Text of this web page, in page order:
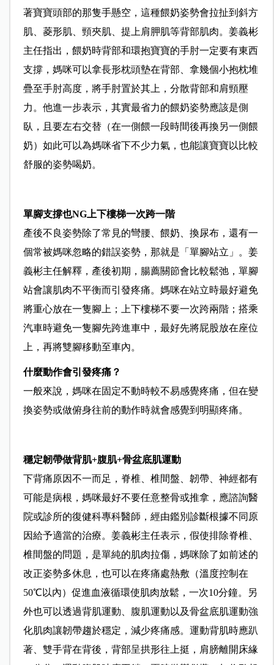
著寶寶頭部的那隻手懸空，這種餵奶姿勢會拉扯到斜方
肌、菱形肌、頸夾肌、提上肩胛肌等背部肌肉。姜義彬
主任指出，餵奶時背部和環抱寶寶的手肘一定要有東西
支撐，媽咪可以拿長形枕頭墊在背部、拿幾個小抱枕堆
疊至手肘高度，將手肘置於其上，分散背部和肩頸壓
力。他進一步表示，其實最省力的餵奶姿勢應該是側
臥，且要左右交替（在一側餵一段時間後再換另一側餵
奶）如此可以為媽咪省下不少力氣，也能讓寶寶以比較
舒服的姿勢喝奶。
單腳支撐也NG上下樓梯一次跨一階
產後不良姿勢除了常見的彎腰、餵奶、換尿布，還有一
個常被媽咪忽略的錯誤姿勢，那就是「單腳站立」。姜
義彬主任解釋，產後初期，腸薦關節會比較鬆弛，單腳
站會讓肌肉不平衡而引發疼痛。媽咪在站立時最好避免
將重心放在一隻腳上；上下樓梯不要一次跨兩階；搭乘
汽車時避免一隻腳先跨進車中，最好先將屁股放在座位
上，再將雙腳移動至車內。
什麼動作會引發疼痛？
一般來說，媽咪在固定不動時較不易感覺疼痛，但在變
換姿勢或做俯身往前的動作時就會感覺到明顯疼痛。
穩定韌帶做背肌+腹肌+骨盆底肌運動
下背痛原因不一而足，脊椎、椎間盤、韌帶、神經都有
可能是病根，媽咪最好不要任意整骨或推拿，應諮詢醫
院或診所的復健科專科醫師，經由鑑別診斷根據不同原
因給予適當的治療。姜義彬主任表示，假使排除脊椎、
椎間盤的問題，是單純的肌肉拉傷，媽咪除了如前述的
改正姿勢多休息，也可以在疼痛處熱敷（溫度控制在
50℃以內）促進血液循環使肌肉放鬆，一次10分鐘。另
外也可以透過背肌運動、腹肌運動以及骨盆底肌運動強
化肌肉讓韌帶趨於穩定，減少疼痛感。運動背肌時應趴
著、雙手背在背後，背部呈拱形往上挺，肩膀離開床緣